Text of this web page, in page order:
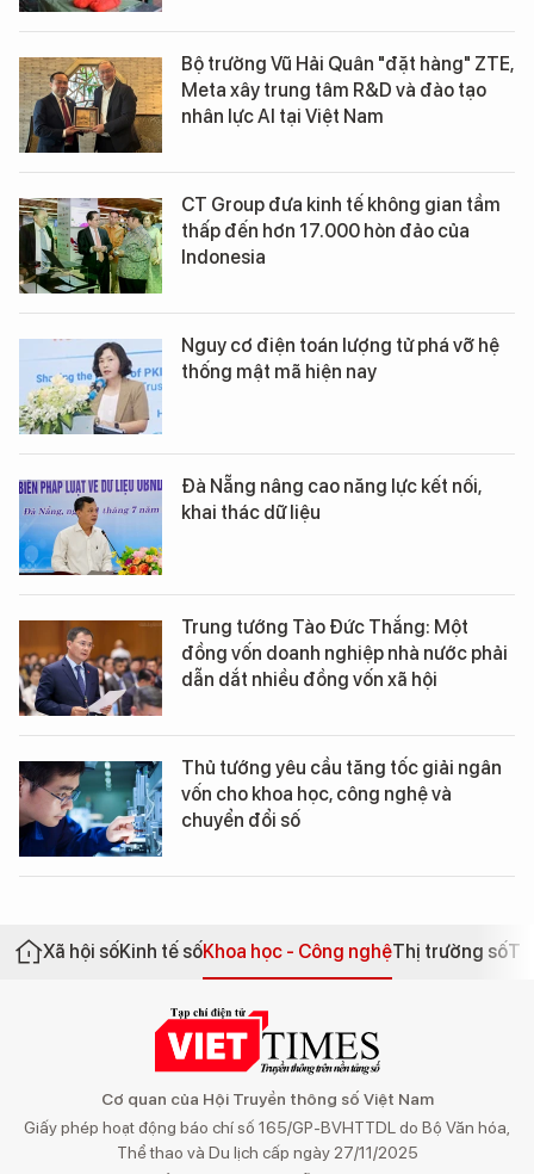
Bộ trưởng Vũ Hải Quân "đặt hàng" ZTE,
Meta xây trung tâm R&D và đào tạo
nhân lực AI tại Việt Nam
CT Group đưa kinh tế không gian tầm
thấp đến hơn 17.000 hòn đảo của
Indonesia
Nguy cơ điện toán lượng tử phá vỡ hệ
thống mật mã hiện nay
Đà Nẵng nâng cao năng lực kết nối,
khai thác dữ liệu
Trung tướng Tào Đức Thắng: Một
đồng vốn doanh nghiệp nhà nước phải
dẫn dắt nhiều đồng vốn xã hội
Thủ tướng yêu cầu tăng tốc giải ngân
vốn cho khoa học, công nghệ và
chuyển đổi số
Xã hội sốKinh tế sốKhoa học - Công nghệThị trường số
Cơ quan của Hội Truyền thông số Việt Nam
Giấy phép hoạt động báo chí số 165/GP-BVHTTDL do Bộ Văn hóa,
Thể thao và Du lịch cấp ngày 27/11/2025